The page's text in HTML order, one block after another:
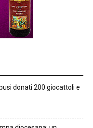
donati 200 giocattoli e